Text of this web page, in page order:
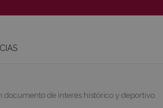
documento de interés histórico y deportivo.